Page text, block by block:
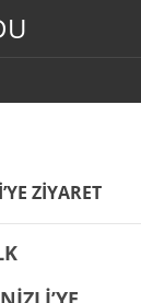
ZİYARET